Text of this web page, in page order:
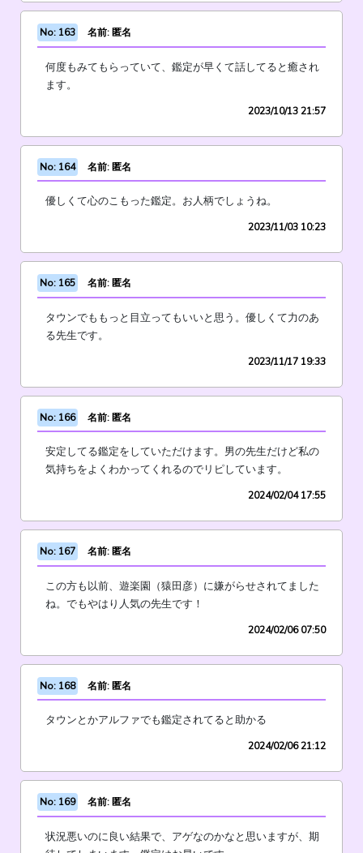
No: 163 名前: 匿名
何度もみてもらっていて、鑑定が早くて話してると癒され
ます。
2023/10/13 21:57
No: 164 名前: 匿名
優しくて心のこもった鑑定。お人柄でしょうね。
2023/11/03 10:23
No: 165 名前: 匿名
タウンでももっと目立ってもいいと思う。優しくて力のあ
る先生です。
2023/11/17 19:33
No: 166 名前: 匿名
安定してる鑑定をしていただけます。男の先生だけど私の
気持ちをよくわかってくれるのでリピしています。
2024/02/04 17:55
No: 167 名前: 匿名
この方も以前、遊楽園（猿田彦）に嫌がらせされてました
ね。でもやはり人気の先生です！
2024/02/06 07:50
No: 168 名前: 匿名
タウンとかアルファでも鑑定されてると助かる
2024/02/06 21:12
No: 169 名前: 匿名
状況悪いのに良い結果で、アゲなのかなと思いますが、期